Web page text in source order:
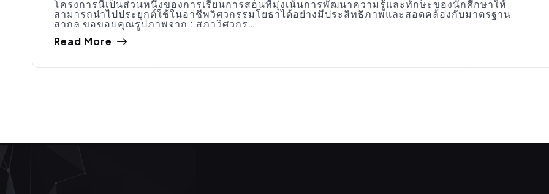
โครงการนี้เป็นส่วนหนึ่งของการเรียนการสอนที่มุ่งเน้นการพัฒนาความรู้และทักษะของนักศึกษาให้
สามารถนำไปประยุกต์ใช้ในอาชีพวิศวกรรมโยธาได้อย่างมีประสิทธิภาพและสอดคล้องกับมาตรฐาน
สากล ขอขอบคุณรูปภาพจาก : สภาวิศวกร…
Read More